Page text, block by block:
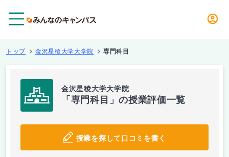
トップ 金沢星稜大学大学院 専門科目
金沢星稜大学大学院
「専門科目」の授業評価一覧
授業を探して口コミを書く